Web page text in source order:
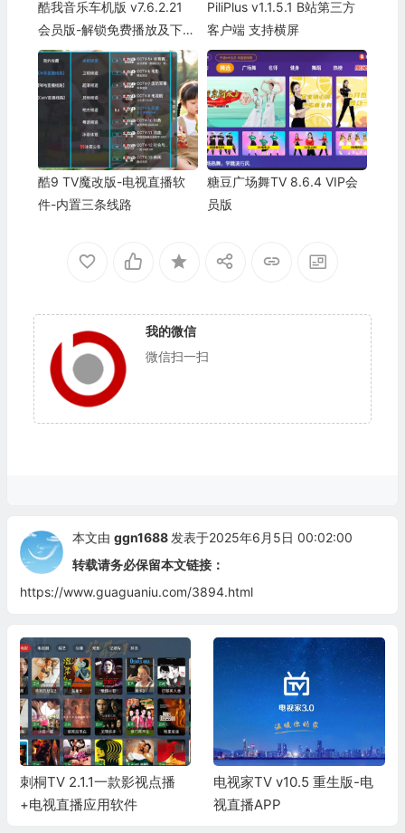
酷我音乐车机版 v7.6.2.21
会员版-解锁免费播放及下载
无损音乐歌曲
PiliPlus v1.1.5.1 B站第三方
客户端 支持横屏
酷9 TV魔改版-电视直播软
件-内置三条线路
糖豆广场舞TV 8.6.4 VIP会
员版
我的微信
微信扫一扫
本文由 ggn1688 发表于2025年6月5日 00:02:00
转载请务必保留本文链接：
https://www.guaguaniu.com/3894.html
刺桐TV 2.1.1一款影视点播
+电视直播应用软件
电视家TV v10.5 重生版-电
视直播APP